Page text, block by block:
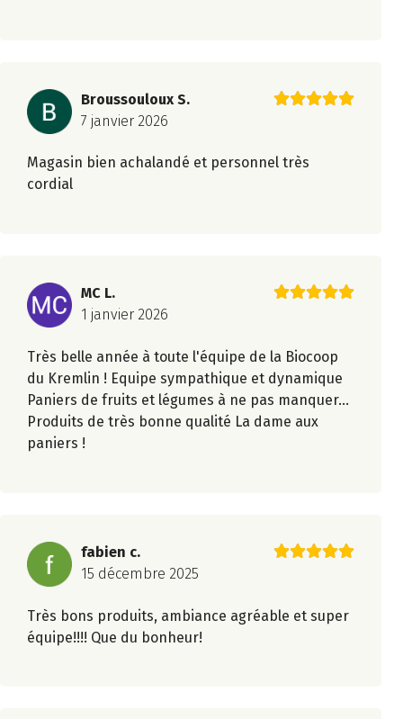
Broussouloux S.
7 janvier 2026
Magasin bien achalandé et personnel très
cordial
MC L.
1 janvier 2026
Très belle année à toute l'équipe de la Biocoop
du Kremlin ! Equipe sympathique et dynamique
Paniers de fruits et légumes à ne pas manquer...
Produits de très bonne qualité La dame aux
paniers !
fabien c.
15 décembre 2025
Très bons produits, ambiance agréable et super
équipe!!!! Que du bonheur!